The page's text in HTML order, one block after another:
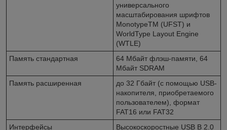
универсального
масштабирования шрифтов
MonotypeTM (UFST) и
WorldType Layout Engine
(WTLE)
Память стандартная
64 Мбайт флэш-памяти, 64
Мбайт SDRAM
Память расширенная
до 32 Гбайт (с помощью USB-
накопителя, приобретаемого
пользователем), формат
FAT16 или FAT32
Интерфейсы
Высокоскоростные USB B 2.0